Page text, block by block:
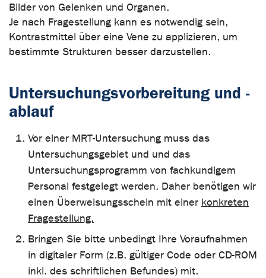
Bilder von Gelenken und Organen.
Je nach Fragestellung kann es notwendig sein,
Kontrastmittel über eine Vene zu applizieren, um
bestimmte Strukturen besser darzustellen.
Untersuchungsvorbereitung und -
ablauf
Vor einer MRT-Untersuchung muss das
Untersuchungsgebiet und und das
Untersuchungsprogramm von fachkundigem
Personal festgelegt werden. Daher benötigen wir
einen Überweisungsschein mit einer konkreten
Fragestellung.
Bringen Sie bitte unbedingt Ihre Voraufnahmen
in digitaler Form (z.B. gültiger Code oder CD-ROM
inkl. des schriftlichen Befundes) mit.